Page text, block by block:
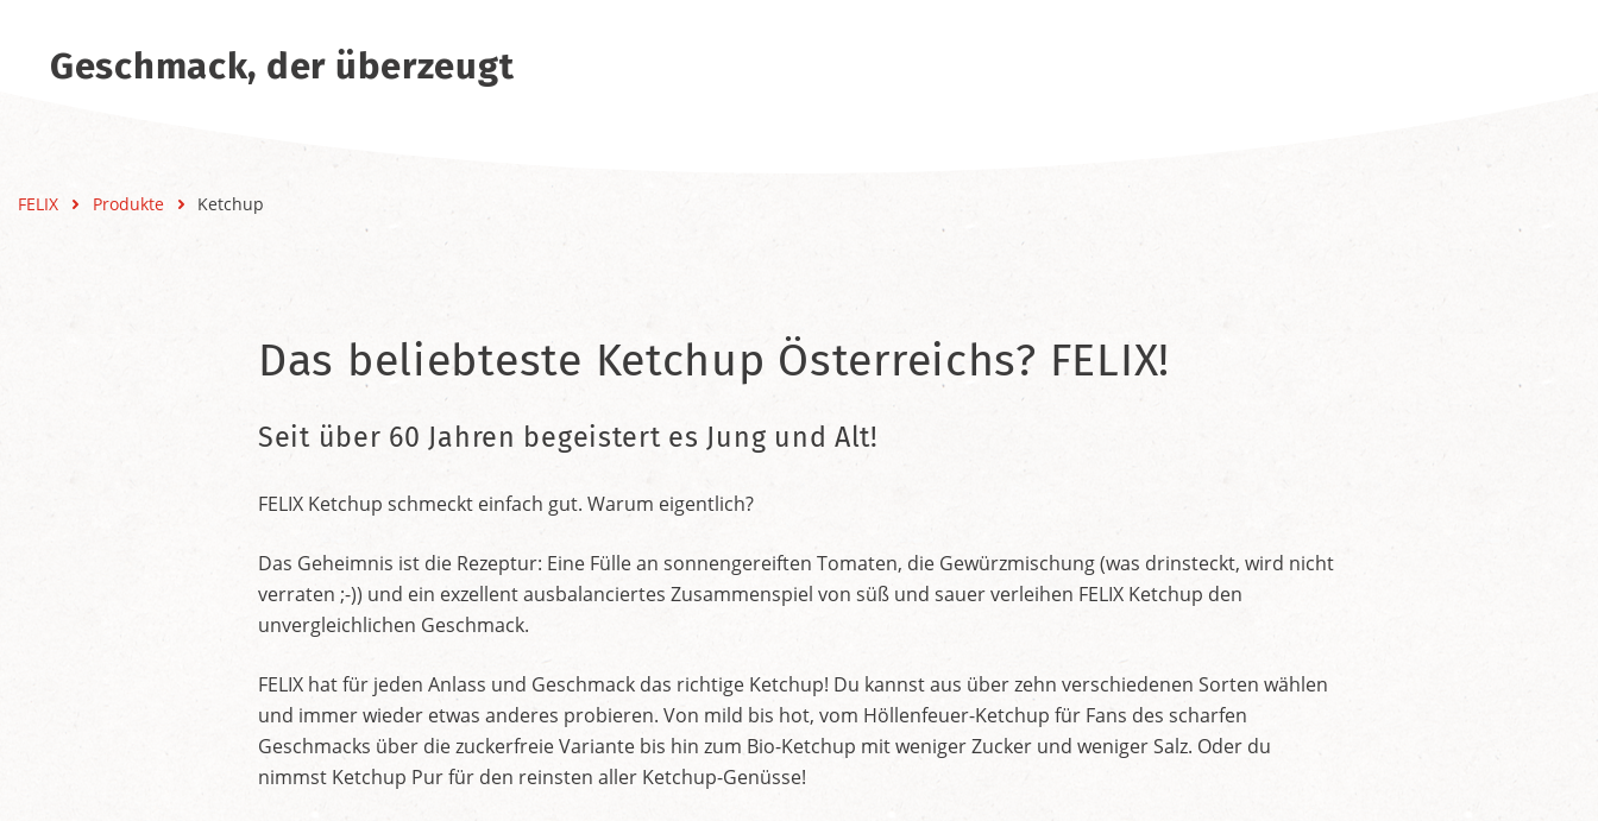
Geschmack, der überzeugt
FELIX Produkte Ketchup
Das beliebteste Ketchup Österreichs? FELIX!
Seit über 60 Jahren begeistert es Jung und Alt!
FELIX Ketchup schmeckt einfach gut. Warum eigentlich?
Das Geheimnis ist die Rezeptur: Eine Fülle an sonnengereiften Tomaten, die Gewürzmischung (was drinsteckt, wird nicht
verraten ;-)) und ein exzellent ausbalanciertes Zusammenspiel von süß und sauer verleihen FELIX Ketchup den
unvergleichlichen Geschmack.
FELIX hat für jeden Anlass und Geschmack das richtige Ketchup! Du kannst aus über zehn verschiedenen Sorten wählen
und immer wieder etwas anderes probieren. Von mild bis hot, vom Höllenfeuer-Ketchup für Fans des scharfen
Geschmacks über die zuckerfreie Variante bis hin zum Bio-Ketchup mit weniger Zucker und weniger Salz. Oder du
nimmst Ketchup Pur für den reinsten aller Ketchup-Genüsse!